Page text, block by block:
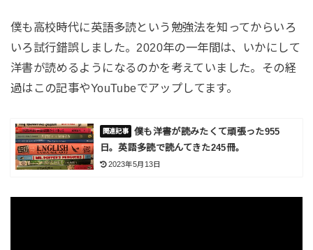
僕も高校時代に英語多読という勉強法を知ってからいろ
いろ試行錯誤しました。2020年の一年間は、いかにして
洋書が読めるようになるのかを考えていました。その経
過はこの記事やYouTubeでアップしてます。
僕も洋書が読みたくて頑張った955
日。英語多読で読んてきた245冊。
2023年5月13日